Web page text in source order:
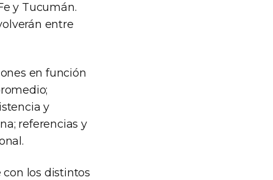
y Tucumán.
entre
en función
y
referencias y
los distintos